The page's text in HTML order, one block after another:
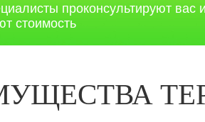
проконсультируют вас
стоимость